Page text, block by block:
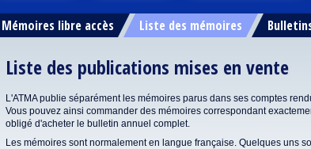
Mémoires libre accès Liste des mémoires
Liste des publications mises en vente
L'ATMA publie séparément les mémoires parus dans ses comptes
Vous pouvez ainsi commander des mémoires correspondant
obligé d'acheter le bulletin annuel complet.
Les mémoires sont normalement en langue française. Quelques uns